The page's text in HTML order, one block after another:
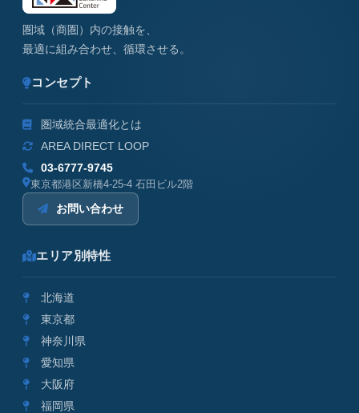
圏域（商圏）内の接触を、
最適に組み合わせ、循環させる。
コンセプト
圏域統合最適化とは
AREA DIRECT LOOP
03-6777-9745
東京都港区新橋4-25-4 石田ビル2階
お問い合わせ
エリア別特性
北海道
東京都
神奈川県
愛知県
大阪府
福岡県